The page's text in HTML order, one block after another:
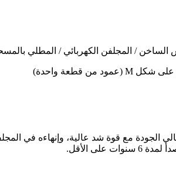
الساخن / المجلفن الكهربائي / المطلي